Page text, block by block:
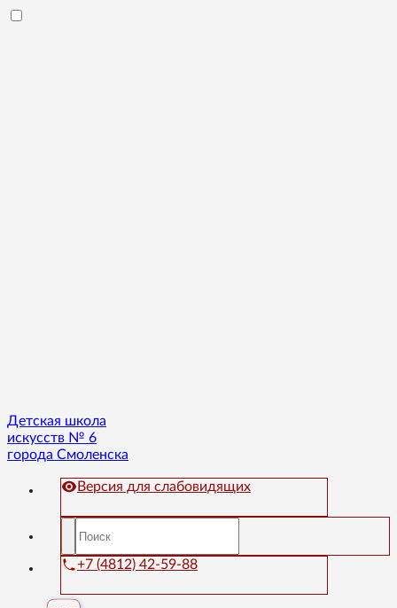
Детская школа
искусств № 6
города Смоленска
Версия для слабовидящих
+7 (4812) 42-59-88